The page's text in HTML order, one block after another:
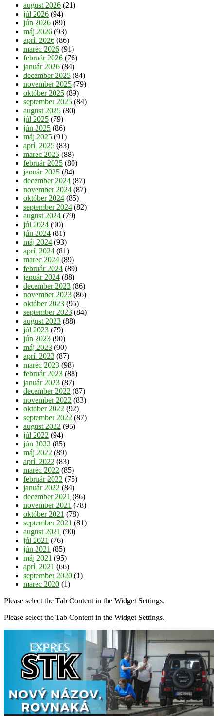
august 2026 (21)
júl 2026 (94)
jún 2026 (89)
máj 2026 (93)
apríl 2026 (86)
marec 2026 (91)
február 2026 (76)
január 2026 (84)
december 2025 (84)
november 2025 (79)
október 2025 (89)
september 2025 (84)
august 2025 (80)
júl 2025 (79)
jún 2025 (86)
máj 2025 (91)
apríl 2025 (83)
marec 2025 (88)
február 2025 (80)
január 2025 (84)
december 2024 (87)
november 2024 (87)
október 2024 (85)
september 2024 (82)
august 2024 (79)
júl 2024 (90)
jún 2024 (81)
máj 2024 (93)
apríl 2024 (81)
marec 2024 (89)
február 2024 (89)
január 2024 (88)
december 2023 (86)
november 2023 (86)
október 2023 (95)
september 2023 (84)
august 2023 (88)
júl 2023 (79)
jún 2023 (90)
máj 2023 (90)
apríl 2023 (87)
marec 2023 (98)
február 2023 (88)
január 2023 (87)
december 2022 (87)
november 2022 (83)
október 2022 (92)
september 2022 (87)
august 2022 (95)
júl 2022 (94)
jún 2022 (85)
máj 2022 (89)
apríl 2022 (83)
marec 2022 (85)
február 2022 (75)
január 2022 (84)
december 2021 (86)
november 2021 (78)
október 2021 (78)
september 2021 (81)
august 2021 (90)
júl 2021 (76)
jún 2021 (85)
máj 2021 (95)
apríl 2021 (66)
september 2020 (1)
marec 2020 (1)
Please select the Tab Content in the Widget Settings.
Please select the Tab Content in the Widget Settings.